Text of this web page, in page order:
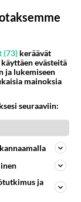
14.5. ja
ESC26 Etkot
(73) keräävät
evästeitä
ja lukemiseen
mainoksia
seuraaviin:
ja